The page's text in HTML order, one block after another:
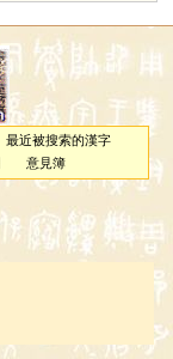
最近被搜索的漢字
意見簿